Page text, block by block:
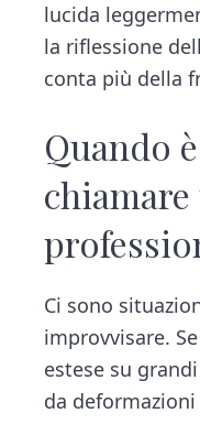
lucida
la riflessione
conta più della
Quando
chiamare
Ci sono
improvvisare.
estese su
da